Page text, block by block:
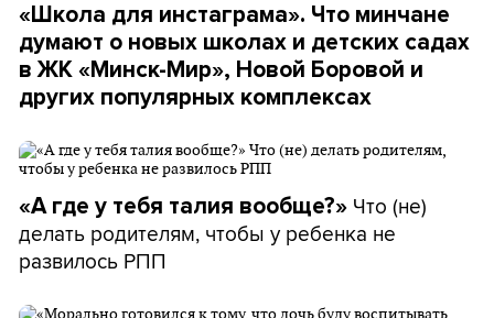
«Школа для инстаграма». Что минчане
думают о новых школах и детских садах
в ЖК «Минск-Мир», Новой Боровой и
других популярных комплексах
«А где у тебя талия вообще?» Что (не)
делать родителям, чтобы у ребенка не
развилось РПП